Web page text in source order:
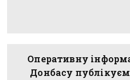
Оперативну
Донбасу